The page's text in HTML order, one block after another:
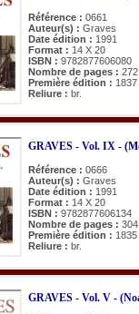
Référence : 0661
Auteur(s) : Graves
Date édition : 1991
Format : 14 X 20
ISBN : 9782877606080
Nombre de pages : 272
Première édition : 1837
Reliure : br.
GRAVES - Vol. IX -
Référence : 0666
Auteur(s) : Graves
Date édition : 1991
Format : 14 X 20
ISBN : 9782877606134
Nombre de pages : 304
Première édition : 1835
Reliure : br.
GRAVES - Vol. V -